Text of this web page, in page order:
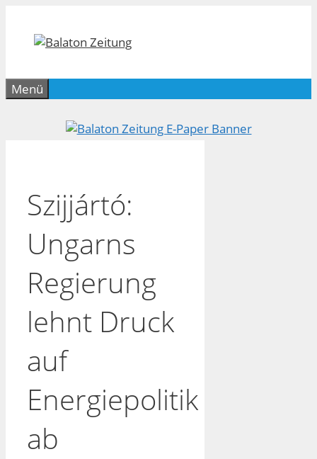
springen
Menü
Szijjártó:
Ungarns
Regierung
lehnt Druck
auf
Energiepolitik
ab